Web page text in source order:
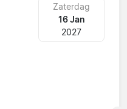
Zaterdag
16 Jan
2027